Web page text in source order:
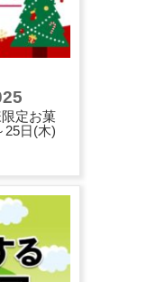
定お菓
日(木)